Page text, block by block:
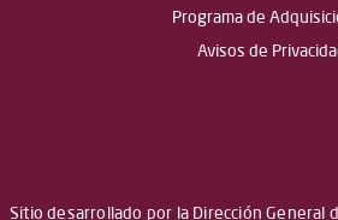
Programa de
Avisos de
Sitio desarrollado por la Dirección General